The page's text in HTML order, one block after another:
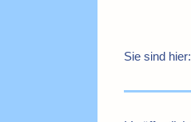
Sie sind hier: